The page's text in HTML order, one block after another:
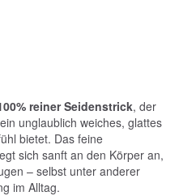
reiner Seidenstrick, der
unglaublich weiches, glattes
bietet. Das feine
sich sanft an den Körper an,
– selbst unter anderer
im Alltag.